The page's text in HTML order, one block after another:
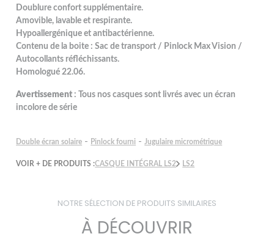
Doublure confort supplémentaire.
Amovible, lavable et respirante.
Hypoallergénique et antibactérienne.
Contenu de la boite : Sac de transport / Pinlock Max Vision /
Autocollants réfléchissants.
Homologué 22.06.
Avertissement : Tous nos casques sont livrés avec un écran
incolore de série
Double écran solaire - Pinlock fourni - Jugulaire micrométrique
VOIR + DE PRODUITS :CASQUE INTÉGRAL LS2 LS2
NOTRE SÉLECTION DE PRODUITS SIMILAIRES
À DÉCOUVRIR